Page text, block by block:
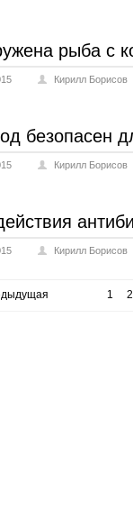
рыба с
Кирилл Борисов
безопасен
Кирилл Борисов
Кирилл Борисов
1 2